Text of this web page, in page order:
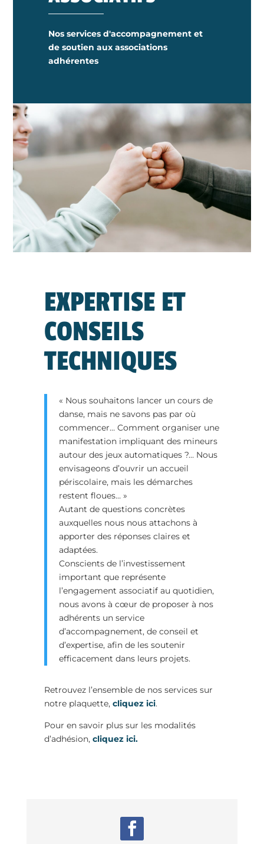
Nos services d'accompagnement et
de soutien aux associations
adhérentes
EXPERTISE ET
CONSEILS
TECHNIQUES
« Nous souhaitons lancer un cours de
danse, mais ne savons pas par où
commencer… Comment organiser une
manifestation impliquant des mineurs
autour des jeux automatiques ?… Nous
envisageons d’ouvrir un accueil
périscolaire, mais les démarches
restent floues… »
Autant de questions concrètes
auxquelles nous nous attachons à
apporter des réponses claires et
adaptées.
Conscients de l’investissement
important que représente
l’engagement associatif au quotidien,
nous avons à cœur de proposer à nos
adhérents un service
d’accompagnement, de conseil et
d’expertise, afin de les soutenir
efficacement dans leurs projets.
Retrouvez l’ensemble de nos services sur
notre plaquette, cliquez ici.
Pour en savoir plus sur les modalités
d’adhésion, cliquez ici.